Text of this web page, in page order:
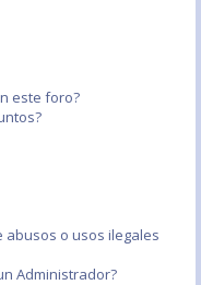
este foro?
abusos o usos ilegales
Administrador?